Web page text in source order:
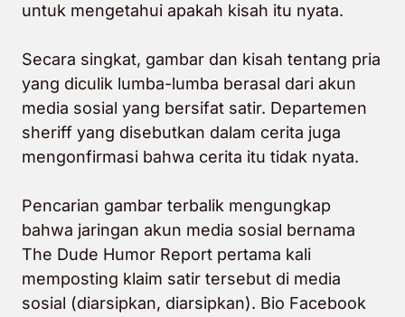
untuk mengetahui apakah kisah itu nyata.
Secara singkat, gambar dan kisah tentang pria
yang diculik lumba-lumba berasal dari akun
media sosial yang bersifat satir. Departemen
sheriff yang disebutkan dalam cerita juga
mengonfirmasi bahwa cerita itu tidak nyata.
Pencarian gambar terbalik mengungkap
bahwa jaringan akun media sosial bernama
The Dude Humor Report pertama kali
memposting klaim satir tersebut di media
sosial (diarsipkan, diarsipkan). Bio Facebook